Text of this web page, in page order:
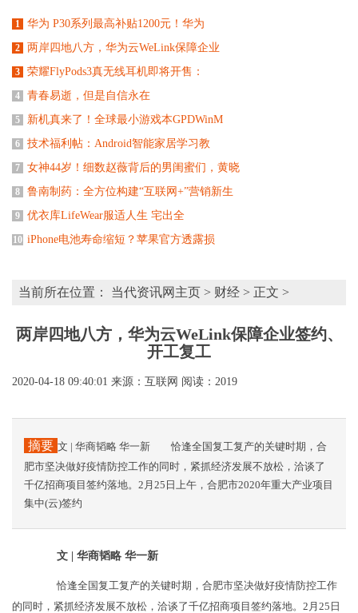
1 华为 P30系列最高补贴1200元！华为
2 两岸四地八方，华为云WeLink保障企业
3 荣耀FlyPods3真无线耳机即将开售：
4 青春易逝，但是自信永在
5 新机真来了！全球最小游戏本GPDWinM
6 技术福利帖：Android智能家居学习教
7 女神44岁！细数赵薇背后的男闺蜜们，黄晓
8 鲁南制药：全方位构建“互联网+”营销新生
9 ​优衣库LifeWear服适人生 宅出全
10 iPhone电池寿命缩短？苹果官方透露损
当前所在位置： 当代资讯网主页 > 财经 > 正文 >
两岸四地八方，华为云WeLink保障企业签约、
开工复工
2020-04-18 09:40:01 来源：互联网 阅读：2019
摘要 文 | 华商韬略 华一新 恰逢全国复工复产的关键时期，合
肥市坚决做好疫情防控工作的同时，紧抓经济发展不放松，洽谈了
千亿招商项目签约落地。2月25日上午，合肥市2020年重大产业项目
集中(云)签约
文 | 华商韬略 华一新
恰逢全国复工复产的关键时期，合肥市坚决做好疫情防控工作
的同时，紧抓经济发展不放松，洽谈了千亿招商项目签约落地。2月25日